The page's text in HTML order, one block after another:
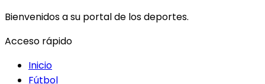
Bienvenidos a su portal de los deportes.
Acceso rápido
Inicio
Fútbol